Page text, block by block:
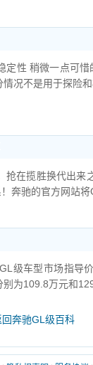
定性 稍微一点可
况不是用于探险
在揽胜换代出来
奔驰的官方网站
级车型市场指导
为109.8万元和
回奔驰GL级百科